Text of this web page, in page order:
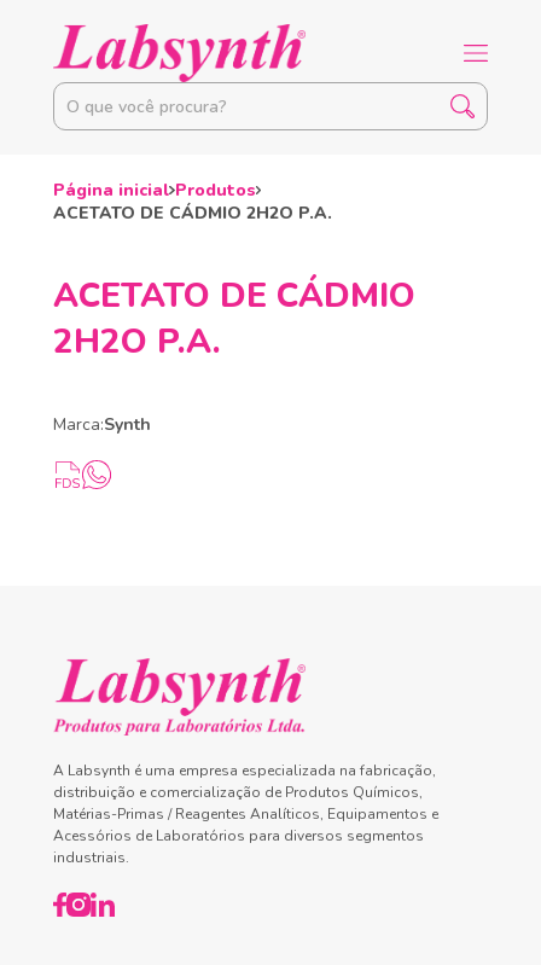
Página inicial Produtos
ACETATO DE CÁDMIO 2H2O P.A.
ACETATO DE CÁDMIO
2H2O P.A.
Marca:Synth
A Labsynth é uma empresa especializada na fabricação,
distribuição e comercialização de Produtos Químicos,
Matérias-Primas / Reagentes Analíticos, Equipamentos e
Acessórios de Laboratórios para diversos segmentos
industriais.